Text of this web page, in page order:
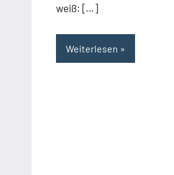
weiß: […]
Weiterlesen